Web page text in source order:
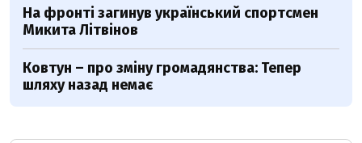
На фронті загинув український спортсмен
Микита Літвінов
Ковтун – про зміну громадянства: Тепер
шляху назад немає